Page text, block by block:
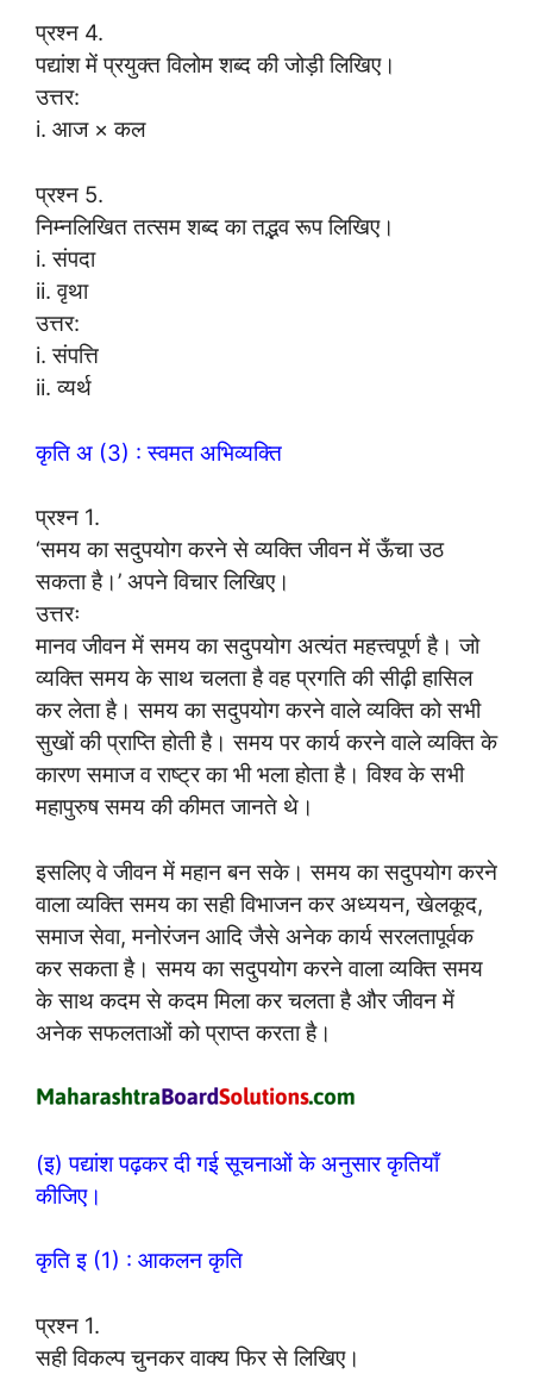
प्रश्न 4.
पद्यांश में प्रयुक्त विलोम शब्द की जोड़ी लिखिए।
उत्तर:
i. आज × कल
प्रश्न 5.
निम्नलिखित तत्सम शब्द का तद्भव रूप लिखिए।
i. संपदा
ii. वृथा
उत्तर:
i. संपत्ति
ii. व्यर्थ
कृति अ (3) : स्वमत अभिव्यक्ति
प्रश्न 1.
‘समय का सदुपयोग करने से व्यक्ति जीवन में ऊँचा उठ
सकता है।’ अपने विचार लिखिए।
उत्तरः
मानव जीवन में समय का सदुपयोग अत्यंत महत्त्वपूर्ण है। जो
व्यक्ति समय के साथ चलता है वह प्रगति की सीढ़ी हासिल
कर लेता है। समय का सदुपयोग करने वाले व्यक्ति को सभी
सुखों की प्राप्ति होती है। समय पर कार्य करने वाले व्यक्ति के
कारण समाज व राष्ट्र का भी भला होता है। विश्व के सभी
महापुरुष समय की कीमत जानते थे।
इसलिए वे जीवन में महान बन सके। समय का सदुपयोग करने
वाला व्यक्ति समय का सही विभाजन कर अध्ययन, खेलकूद,
समाज सेवा, मनोरंजन आदि जैसे अनेक कार्य सरलतापूर्वक
कर सकता है। समय का सदुपयोग करने वाला व्यक्ति समय
के साथ कदम से कदम मिला कर चलता है और जीवन में
अनेक सफलताओं को प्राप्त करता है।
(इ) पद्यांश पढ़कर दी गई सूचनाओं के अनुसार कृतियाँ
कीजिए।
कृति इ (1) : आकलन कृति
प्रश्न 1.
सही विकल्प चुनकर वाक्य फिर से लिखिए।